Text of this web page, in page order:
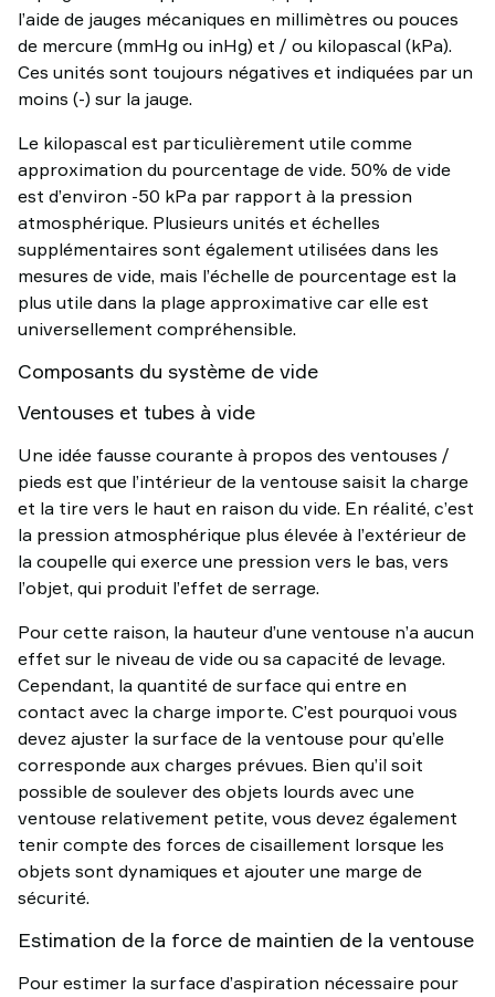
l’aide de jauges mécaniques en millimètres ou pouces
de mercure (mmHg ou inHg) et / ou kilopascal (kPa).
Ces unités sont toujours négatives et indiquées par un
moins (-) sur la jauge.
Le kilopascal est particulièrement utile comme
approximation du pourcentage de vide. 50% de vide
est d’environ -50 kPa par rapport à la pression
atmosphérique. Plusieurs unités et échelles
supplémentaires sont également utilisées dans les
mesures de vide, mais l’échelle de pourcentage est la
plus utile dans la plage approximative car elle est
universellement compréhensible.
Composants du système de vide
Ventouses et tubes à vide
Une idée fausse courante à propos des ventouses /
pieds est que l’intérieur de la ventouse saisit la charge
et la tire vers le haut en raison du vide. En réalité, c’est
la pression atmosphérique plus élevée à l’extérieur de
la coupelle qui exerce une pression vers le bas, vers
l’objet, qui produit l’effet de serrage.
Pour cette raison, la hauteur d’une ventouse n’a aucun
effet sur le niveau de vide ou sa capacité de levage.
Cependant, la quantité de surface qui entre en
contact avec la charge importe. C’est pourquoi vous
devez ajuster la surface de la ventouse pour qu’elle
corresponde aux charges prévues. Bien qu’il soit
possible de soulever des objets lourds avec une
ventouse relativement petite, vous devez également
tenir compte des forces de cisaillement lorsque les
objets sont dynamiques et ajouter une marge de
sécurité.
Estimation de la force de maintien de la ventouse
Pour estimer la surface d’aspiration nécessaire pour